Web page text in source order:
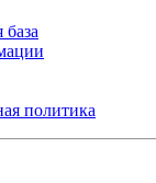
политика